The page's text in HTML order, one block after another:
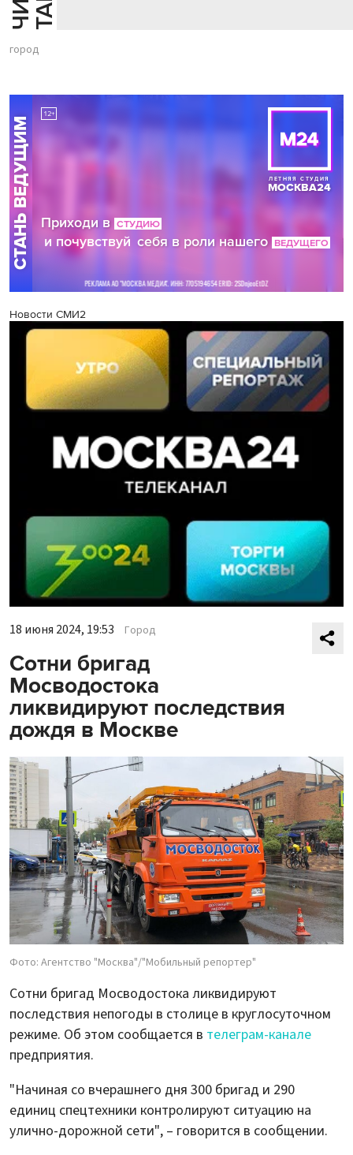
город
Новости СМИ2
18 июня 2024, 19:53 Город
Сотни бригад
Мосводостока
ликвидируют последствия
дождя в Москве
Фото: Агентство "Москва"/"Мобильный репортер"
Сотни бригад Мосводостока ликвидируют
последствия непогоды в столице в круглосуточном
режиме. Об этом сообщается в телеграм-канале
предприятия.
"Начиная со вчерашнего дня 300 бригад и 290
единиц спецтехники контролируют ситуацию на
улично-дорожной сети", – говорится в сообщении.